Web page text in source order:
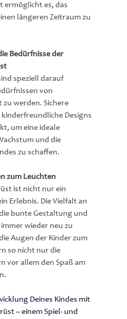
ermöglicht es, das
längeren Zeitraum zu
Bedürfnisse der
speziell darauf
von
werden. Sichere
Designs
um eine ideale
und die
zu schaffen.
zum Leuchten
ist nicht nur ein
Erlebnis. Die Vielfalt an
bunte Gestaltung und
wieder neu zu
Augen der Kinder zum
so nicht nur die
vor allem den Spaß am
Deines Kindes mit
– einem Spiel- und